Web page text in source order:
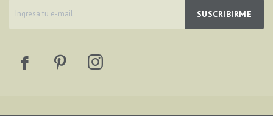
SUSCRIBIRME
  